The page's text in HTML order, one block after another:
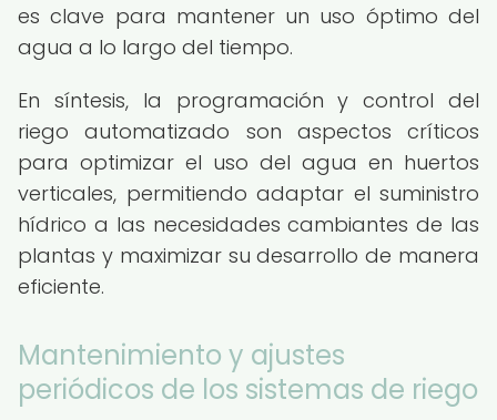
es clave para mantener un uso óptimo del
agua a lo largo del tiempo.
En síntesis, la programación y control del
riego automatizado son aspectos críticos
para optimizar el uso del agua en huertos
verticales, permitiendo adaptar el suministro
hídrico a las necesidades cambiantes de las
plantas y maximizar su desarrollo de manera
eficiente.
Mantenimiento y ajustes
periódicos de los sistemas de riego